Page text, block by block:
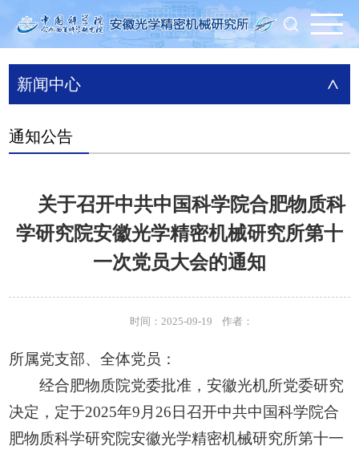
新闻中心 >
通知公告
关于召开中共中国科学院合肥物质科
学研究院安徽光学精密机械研究所第十
一次党员大会的通知
时间：2025-09-19 作者：
所属党支部、全体党员：
经合肥物质院党委批准，安徽光机所党委研究
决定，定于2025年9月26日召开中共中国科学院合
肥物质科学研究院安徽光学精密机械研究所第十一